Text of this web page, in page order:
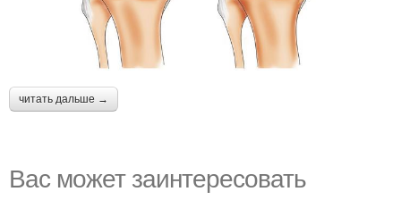
читать дальше →
Вас может заинтересовать